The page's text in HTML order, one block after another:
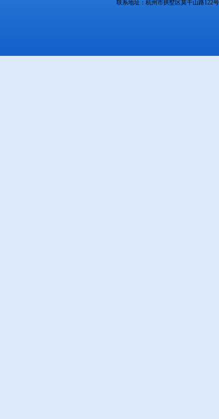
联系地址：杭州市拱墅区莫干山路122